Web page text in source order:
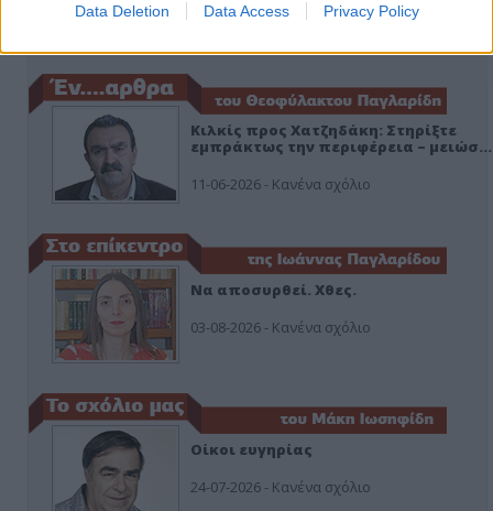
Data Deletion Data Access Privacy Policy
26-07-2026 - Κανένα σχόλιο
Κιλκίς προς Χατζηδάκη: Στηρίξτε
εμπράκτως την περιφέρεια – μειώσ…
11-06-2026 - Κανένα σχόλιο
Να αποσυρθεί. Χθες.
03-08-2026 - Κανένα σχόλιο
Οίκοι ευγηρίας
24-07-2026 - Κανένα σχόλιο